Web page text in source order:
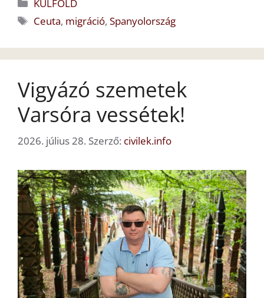
KÜLFÖLD
Címkék
Ceuta, migráció,Spanyolország
Vigyázó szemetek
Varsóra vessétek!
2026. július 28. Szerző: civilek.info